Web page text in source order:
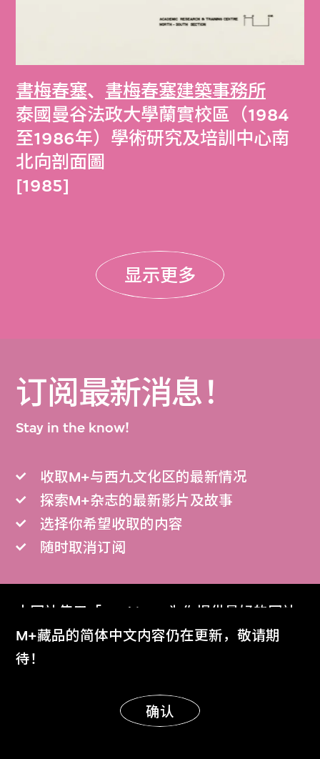
本网站使用「Cookies」为你提供最好的网站
体验。
了解更多
明白
M+藏品的简体中文内容仍在更新，敬请期
待！
确认
書梅春塞、 書梅春塞建築事務所
泰國曼谷法政大學蘭實校區（1984
至1986年）學術研究及培訓中心南
北向剖面圖
[1985]
显示更多
订阅最新消息！
Stay in the know!
收取M+与西九文化区的最新情况
探索M+杂志的最新影片及故事
选择你希望收取的内容
随时取消订阅